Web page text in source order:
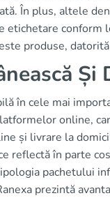
În plus, altele
etichetare conform
produse,
în cele mai
online,
și livrare la
reflectă în parte
pachetului
prezintă